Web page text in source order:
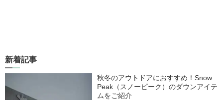
新着記事
秋冬のアウトドアにおすすめ！Snow
Peak（スノーピーク）のダウンアイテ
ムをご紹介